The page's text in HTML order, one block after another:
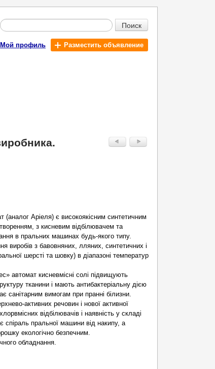
Поиск
Мой профиль Разместить объявление
Аріеля) є високоякісним синтетичним
з кисневим відбілювачем та
в пральних машинах будь-якого типу.
виробів з бавовняних, лляних, синтетичних і
шерсті та шовку) в діапазоні температур
автомат кисневмісні солі підвищують
тканини і мають антибактеріальну дією
санітарним вимогам при пранні білизни.
активних речовин і нової активної
відбілювачів і наявність у складі
пральної машини від накипу, а
екологічно безпечним.
обладнання.